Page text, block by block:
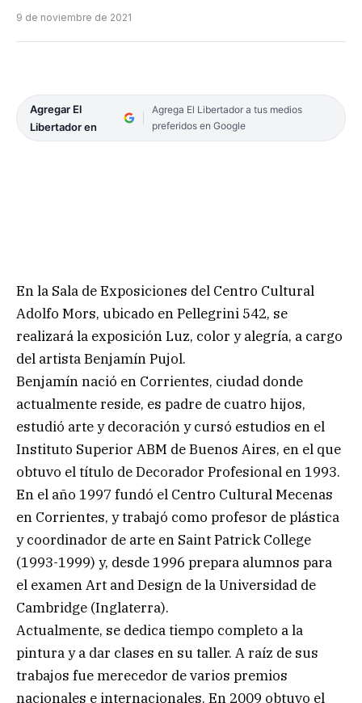
9 de noviembre de 2021
Agregar El
Libertador en
Agrega El Libertador a tus medios
preferidos en Google
En la Sala de Exposiciones del Centro Cultural
Adolfo Mors, ubicado en Pellegrini 542, se
realizará la exposición Luz, color y alegría, a cargo
del artista Benjamín Pujol.
Benjamín nació en Corrientes, ciudad donde
actualmente reside, es padre de cuatro hijos,
estudió arte y decoración y cursó estudios en el
Instituto Superior ABM de Buenos Aires, en el que
obtuvo el título de Decorador Profesional en 1993.
En el año 1997 fundó el Centro Cultural Mecenas
en Corrientes, y trabajó como profesor de plástica
y coordinador de arte en Saint Patrick College
(1993-1999) y, desde 1996 prepara alumnos para
el examen Art and Design de la Universidad de
Cambridge (Inglaterra).
Actualmente, se dedica tiempo completo a la
pintura y a dar clases en su taller. A raíz de sus
trabajos fue merecedor de varios premios
nacionales e internacionales. En 2009 obtuvo el